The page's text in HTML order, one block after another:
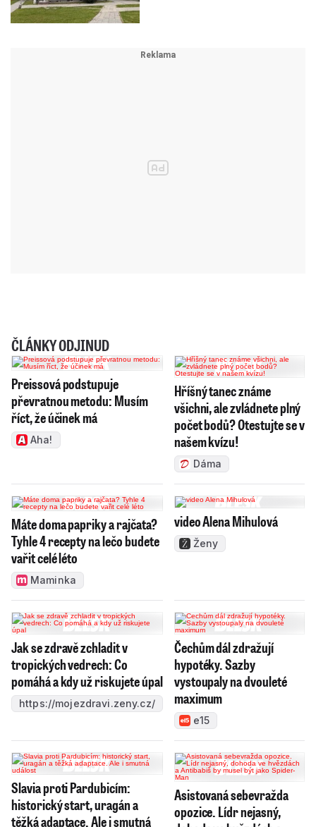
ČLÁNKY ODJINUD
Preissová podstupuje
převratnou metodu: Musím
říct, že účinek má
Aha!
Hříšný tanec známe
všichni, ale zvládnete plný
počet bodů? Otestujte se v
našem kvízu!
Dáma
Máte doma papriky a rajčata?
Tyhle 4 recepty na lečo budete
vařit celé léto
Maminka
video Alena Mihulová
Ženy
Jak se zdravě zchladit v
tropických vedrech: Co
pomáhá a kdy už riskujete úpal
https://mojezdravi.zeny.cz/
Čechům dál zdražují
hypotéky. Sazby
vystoupaly na dvouleté
maximum
e15
Slavia proti Pardubicím:
historický start, uragán a
těžká adaptace. Ale i smutná
Asistovaná sebevražda
opozice. Lídr nejasný,